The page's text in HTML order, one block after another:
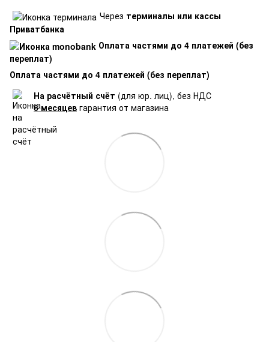
Через терминалы или кассы
Приватбанка
Оплата частями до 4 платежей (без
переплат)
Оплата частями до 4 платежей (без переплат)
На расчётный счёт (для юр. лиц), без НДС
6 месяцев гарантия от магазина